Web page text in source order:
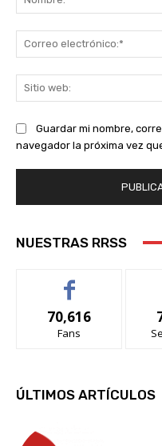
Guardar mi nombre,
navegador la próxima vez
NUESTRAS RRSS
70,616
Fans
ÚLTIMOS ARTÍCULOS